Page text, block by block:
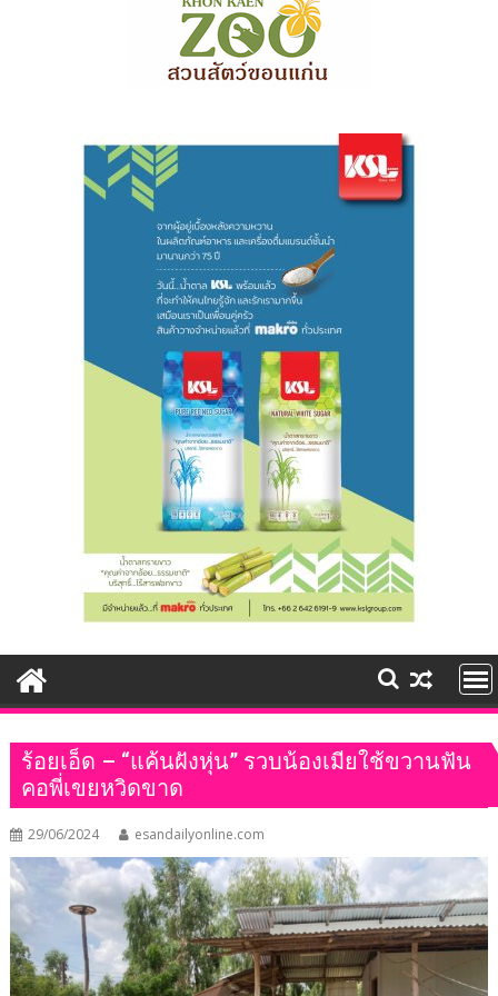
ร้อยเอ็ด – “แค้นฝังหุ่น” รวบน้องเมียใช้ขวานฟัน
คอพี่เขยหวิดขาด
29/06/2024 esandailyonline.com